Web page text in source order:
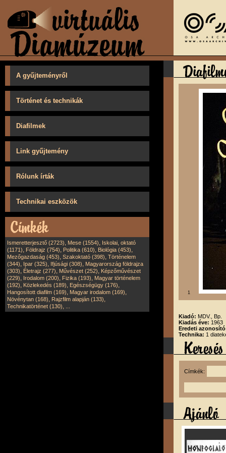
A gyűjteményről
Történet és technikák
Diafilmek
Link gyűjtemény
Rólunk írták
Technikai eszközök
Ismeretterjesztő (2723), Mese (1554), Iskolai, oktató
(1171), Földrajz (754), Politika (610), Biológia (453),
Mezőgazdaság (453), Szakoktató (398), Történelem
(344), Ipar (325), Ifjúsági (308), Magyarország földrajza
(303), Életrajz (277), Művészet (252), Képzőművészet
(229), Irodalom (200), Fizika (193), Magyar történelem
(192), Közlekedés (189), Egészségügy (176),
Hangosított diafilm (169), Magyar irodalom (169),
Növénytan (168), Rajzfilm alapján (133),
Technikatörténet (130),
1
Kiadó: MDV., Bp.
Kiadás éve: 1963
Eredeti
Technika: 1
Címkék: